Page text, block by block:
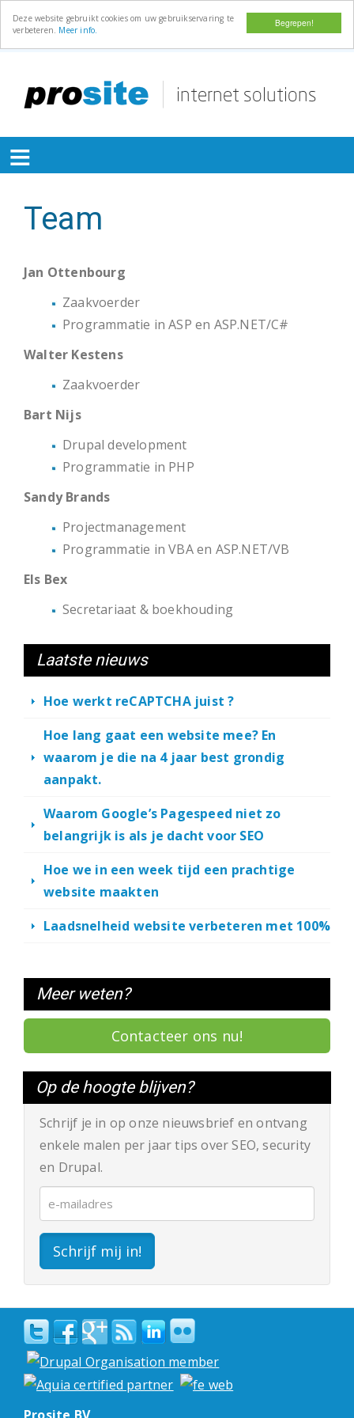
Begrepen!
Deze website gebruikt cookies om uw gebruikservaring te
verbeteren. Meer info.
inhoud
gaan
≡
Team
Jan Ottenbourg
Zaakvoerder
Programmatie in ASP en ASP.NET/C#
Walter Kestens
Zaakvoerder
Bart Nijs
Drupal development
Programmatie in PHP
Sandy Brands
Projectmanagement
Programmatie in VBA en ASP.NET/VB
Els Bex
Secretariaat & boekhouding
Laatste nieuws
Hoe werkt reCAPTCHA juist ?
Hoe lang gaat een website mee? En
waarom je die na 4 jaar best grondig
aanpakt.
Waarom Google’s Pagespeed niet zo
belangrijk is als je dacht voor SEO
Hoe we in een week tijd een prachtige
website maakten
Laadsnelheid website verbeteren met 100%
Meer weten?
Contacteer ons nu!
Op de hoogte blijven?
Schrijf je in op onze nieuwsbrief en ontvang
enkele malen per jaar tips over SEO, security
en Drupal.
Schrijf mij in!